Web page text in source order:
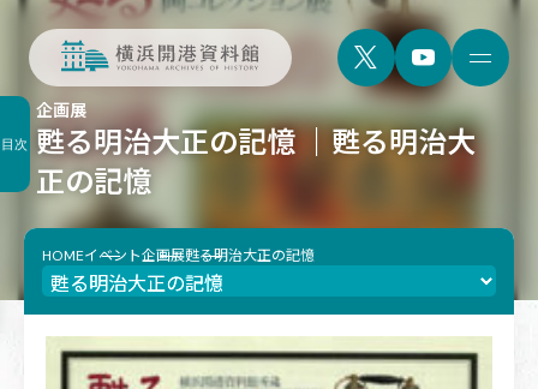
甦る明治大正の記憶 ｜甦る明治大
正の記憶
企画展
HOMEイベント企画展甦る明治大正の記憶
目次